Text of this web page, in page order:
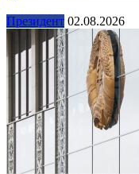
Президент 02.08.2026